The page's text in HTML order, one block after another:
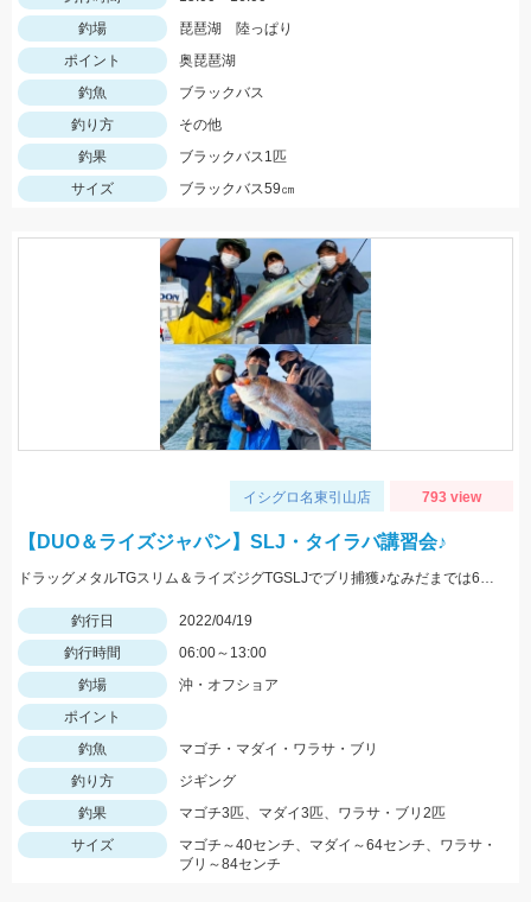
釣場
琵琶湖 陸っぱり
ポイント
奥琵琶湖
釣魚
ブラックバス
釣り方
その他
釣果
ブラックバス1匹
サイズ
ブラックバス59㎝
イシグロ名東引山店 793 view
【DUO＆ライズジャパン】SLJ・タイラバ講習会♪
ドラッグメタルTGスリム＆ライズジグTGSLJでブリ捕獲♪なみだまでは60overのマダイも！？
釣行日
2022/04/19
釣行時間
06:00～13:00
釣場
沖・オフショア
ポイント
釣魚
マゴチ・マダイ・ワラサ・ブリ
釣り方
ジギング
釣果
マゴチ3匹、マダイ3匹、ワラサ・ブリ2匹
サイズ
マゴチ～40センチ、マダイ～64センチ、ワラサ・
ブリ～84センチ